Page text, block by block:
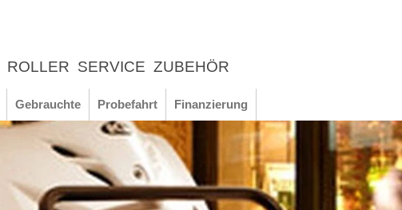
ROLLER SERVICE ZUBEHÖR
Gebrauchte Probefahrt Finanzierung